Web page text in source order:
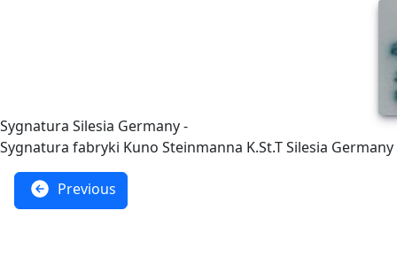
Sygnatura Silesia Germany -
Sygnatura fabryki Kuno Steinmanna K.St.T Silesia Germany
Previous